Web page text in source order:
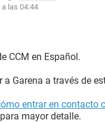
las 04:44
CCM en Español.
a Garena a través de
entrar en contacto
para mayor detalle.